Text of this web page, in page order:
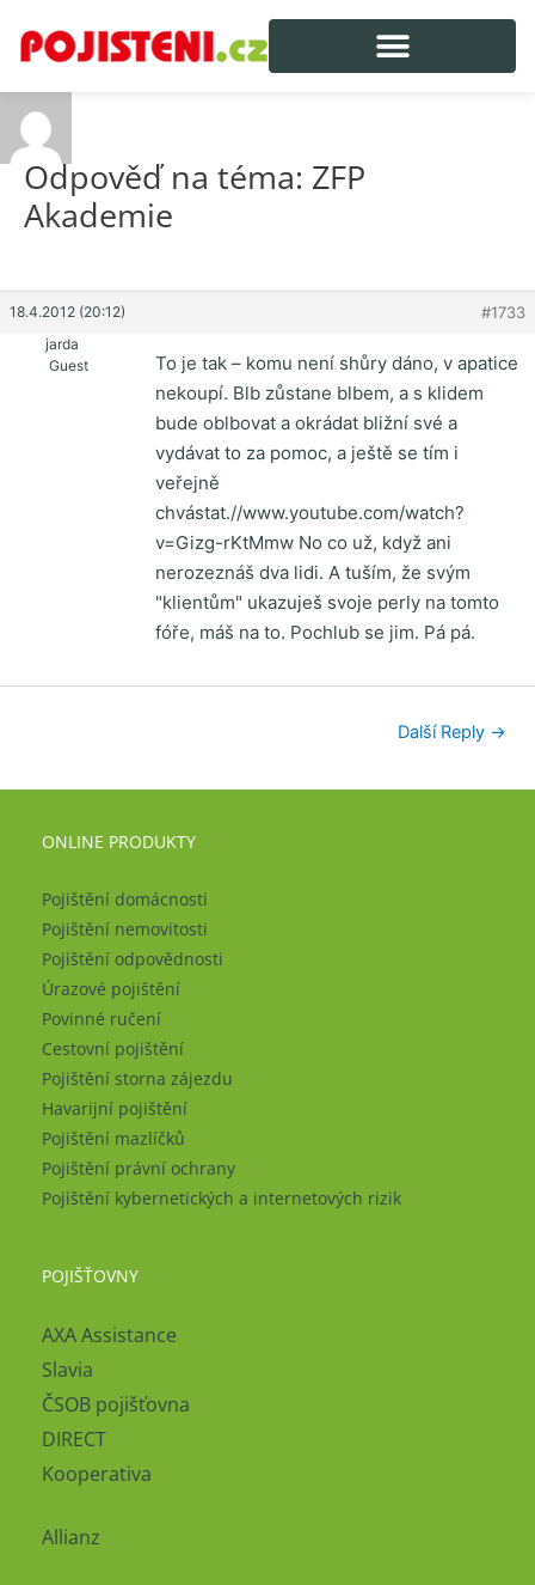
Odpověď na téma: ZFP
Akademie
18.4.2012 (20:12) #1733
jarda
Guest
To je tak – komu není shůry dáno, v apatice
nekoupí. Blb zůstane blbem, a s klidem
bude oblbovat a okrádat bližní své a
vydávat to za pomoc, a ještě se tím i
veřejně
chvástat.//www.youtube.com/watch?
v=Gizg-rKtMmw No co už, když ani
nerozeznáš dva lidi. A tuším, že svým
"klientům" ukazuješ svoje perly na tomto
fóře, máš na to. Pochlub se jim. Pá pá.
Další Reply →
ONLINE PRODUKTY
Pojištění domácnosti
Pojištění nemovitosti
Pojištění odpovědnosti
Úrazové pojištění
Povinné ručení
Cestovní pojištění
Pojištění storna zájezdu
Havarijní pojištění
Pojištění mazlíčků
Pojištění právní ochrany
Pojištění kybernetických a internetových rizik
POJIŠŤOVNY
AXA Assistance
Slavia
ČSOB pojišťovna
DIRECT
Kooperativa
Allianz